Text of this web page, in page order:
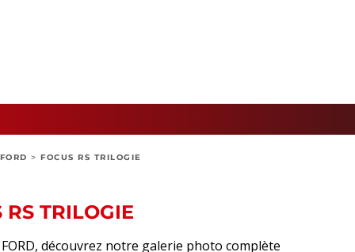
FORD > FOCUS RS TRILOGIE
TRILOGIE
découvrez notre galerie photo complète